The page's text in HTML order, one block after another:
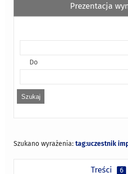
Prezentacja
Do
Szukano wyrażenia:tag:uczestnik
Treści 6